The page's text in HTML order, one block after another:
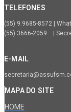
TELEFONES
(55) 9.9685-8572 |
(55) 3666-2059 |
E-MAIL
MAPA DO SITE
HOME